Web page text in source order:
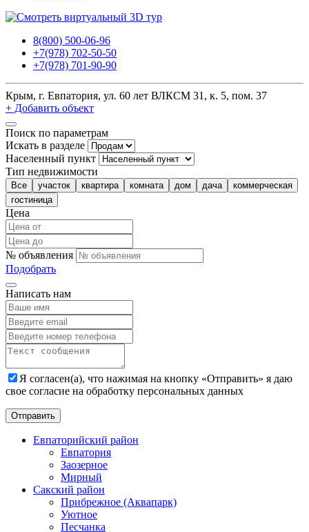
8(800) 500-06-96
+7(978) 702-50-50
+7(978) 701-90-90
Крым, г. Евпатория, ул. 60 лет ВЛКСМ 31, к. 5, пом. 37
+ Добавить объект
Поиск по параметрам
Искать в разделе
Населенный пункт
Тип недвижимости
Все участок квартира комната дом дача
коммерческая
гостиница
Цена
№ объявления
Подобрать
Написать нам
Я согласен(а), что нажимая на кнопку «Отправить» я даю
свое согласие на обработку персональных данных
Евпаторийский район
Евпатория
Заозерное
Мирный
Сакский район
Прибрежное (Аквапарк)
Уютное
Песчанка